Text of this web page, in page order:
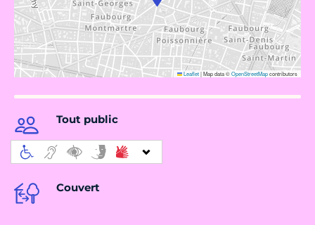
Leaflet|Map data ©OpenStreetMapcontributors
Tout public
Couvert